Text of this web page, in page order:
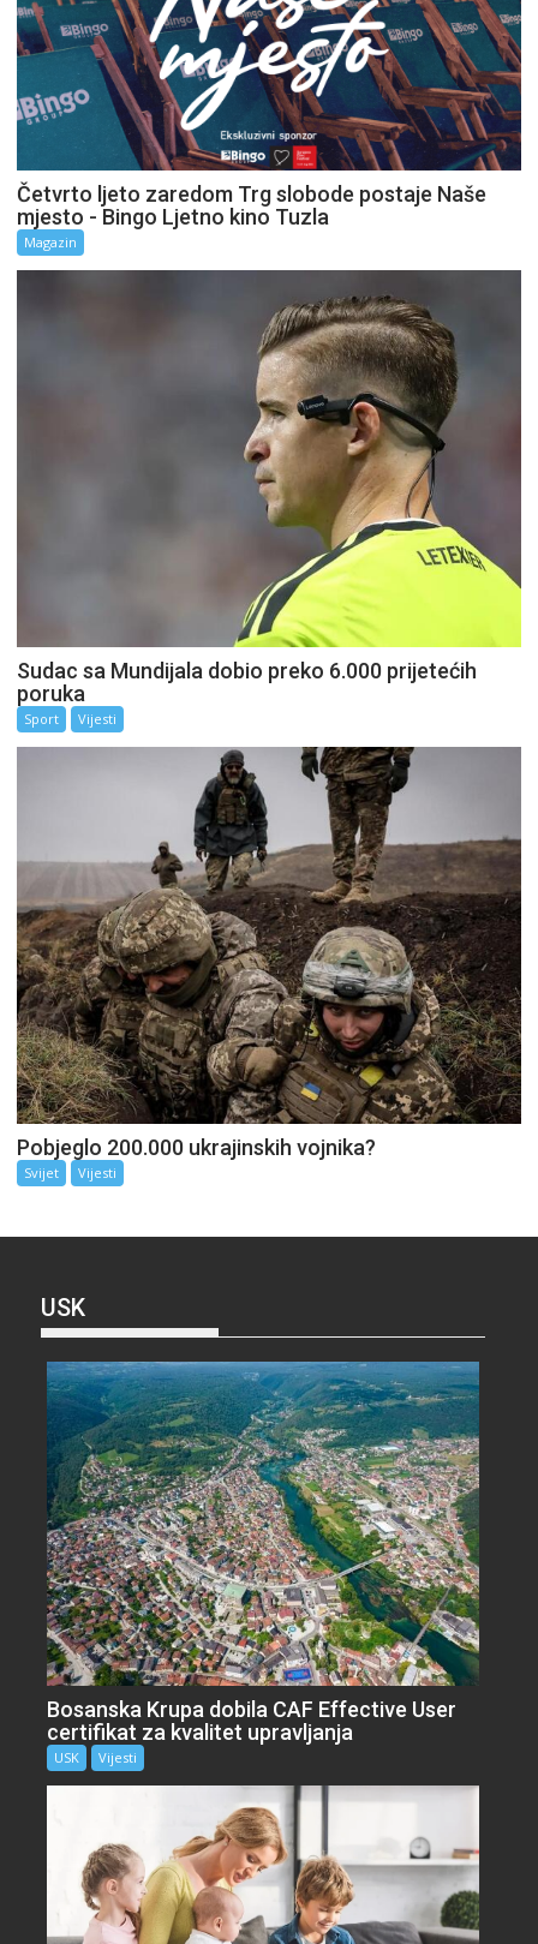
Četvrto ljeto zaredom Trg slobode postaje Naše
mjesto - Bingo Ljetno kino Tuzla
Magazin
Sudac sa Mundijala dobio preko 6.000 prijetećih
poruka
Sport Vijesti
Pobjeglo 200.000 ukrajinskih vojnika?
Svijet Vijesti
USK
Bosanska Krupa dobila CAF Effective User
certifikat za kvalitet upravljanja
USK Vijesti